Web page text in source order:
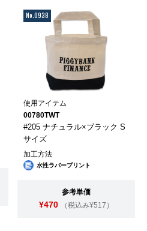
No.0938
使用アイテム
00780TWT
#205 ナチュラル×ブラック S
サイズ
加工方法
水性ラバープリント
参考単価
¥470 （税込み¥517）